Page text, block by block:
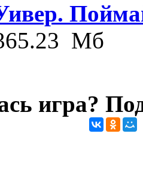
Мб
игра?